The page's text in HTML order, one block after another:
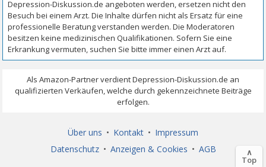
Über uns • Kontakt • Impressum
Datenschutz • Anzeigen & Cookies • AGB ∧
Top